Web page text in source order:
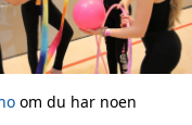
om du har noen